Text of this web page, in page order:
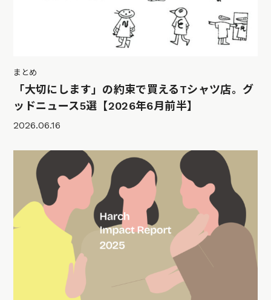
まとめ
「大切にします」の約束で買えるTシャツ店。グ
ッドニュース5選【2026年6月前半】
2026.06.16